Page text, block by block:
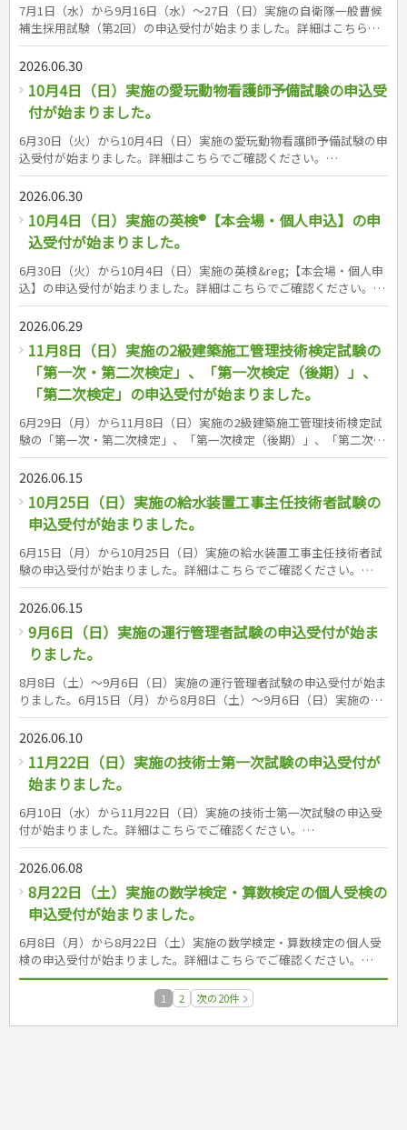
7月1日（水）から9月16日（水）～27日（日）実施の自衛隊一般曹候
補生採用試験（第2回）の申込受付が始まりました。詳細はこちらで
ご確認ください。
https://www.mod.go.jp/gsdf/jieikanbosyu/about/recruit/
成美堂出版の自衛隊一般曹候補生採用試験対策書はこちら（書籍紹介
ページへリンク）
2026.06.30
10月4日（日）実施の愛玩動物看護師予備試験の申込受
付が始まりました。
6月30日（火）から10月4日（日）実施の愛玩動物看護師予備試験の申
込受付が始まりました。詳細はこちらでご確認ください。
https://www.maff.go.jp/j/press/syouan/tikusui/260415.html 成美堂出
版の愛玩動物看護師試験対策書はこちら（書籍紹介ページへリンク）
2026.06.30
10月4日（日）実施の英検®【本会場・個人申込】の申
込受付が始まりました。
6月30日（火）から10月4日（日）実施の英検&reg;【本会場・個人申
込】の申込受付が始まりました。詳細はこちらでご確認ください。
https://www.eiken.or.jp/eiken/schedule/examinee/03/ 成美堂出版の
英検&reg;対策書シリーズはこちら（書籍紹介ページへリン
ク）
2026.06.29
11月8日（日）実施の2級建築施工管理技術検定試験の
「第一次・第二次検定」、「第一次検定（後期）」、
「第二次検定」の申込受付が始まりました。
6月29日（月）から11月8日（日）実施の2級建築施工管理技術検定試
験の「第一次・第二次検定」、「第一次検定（後期）」、「第二次検
定」の申込受付が始まりました。詳細はこちらでご確認ください。
https://www.fcip-shiken.jp/ken2/index.html 成美堂出版の2級建築施
工管理技術検定試験対策書シリーズはこちら（書籍紹介ページへリン
ク） &nbsp; &nbsp;&nbsp; &nbsp; &nbsp;&nbsp; &nbsp;
2026.06.15
10月25日（日）実施の給水装置工事主任技術者試験の
申込受付が始まりました。
6月15日（月）から10月25日（日）実施の給水装置工事主任技術者試
験の申込受付が始まりました。詳細はこちらでご確認ください。
https://www.kyuukou.or.jp/shiken/shiken-annai.html 成美堂出版の給
水装置工事主任技術者試験対策書はこちら（書籍紹介ページへリン
ク） &nbsp;&nbsp;
2026.06.15
9月6日（日）実施の運行管理者試験の申込受付が始ま
りました。
8月8日（土）～9月6日（日）実施の運行管理者試験の申込受付が始ま
りました。6月15日（月）から8月8日（土）～9月6日（日）実施の運
行管理者試験の申込受付が始まりました。詳細はこちらでご確認くだ
さい。https://www.unkan.or.jp/ 成美堂出版の運行管理者試験対策書
シリーズはこちら（書籍紹介ページへリンク） &nbsp; &nbsp;
&nbsp; &nbsp;&nbsp; &nbsp;&nbsp;
2026.06.10
11月22日（日）実施の技術士第一次試験の申込受付が
始まりました。
6月10日（水）から11月22日（日）実施の技術士第一次試験の申込受
付が始まりました。詳細はこちらでご確認ください。
https://www.engineer.or.jp/c_topics/011/011780.html 成美堂出版の
技術士第一次試験対策書はこちら（書籍紹介ページへリンク）
2026.06.08
8月22日（土）実施の数学検定・算数検定の個人受検の
申込受付が始まりました。
6月8日（月）から8月22日（土）実施の数学検定・算数検定の個人受
検の申込受付が始まりました。詳細はこちらでご確認ください。
https://www.su-gaku.net/suken/schedule/ 成美堂出版の数学検定・
算数検定対策書シリーズはこちら（書籍紹介ページへリンク）
1 2 次の20件